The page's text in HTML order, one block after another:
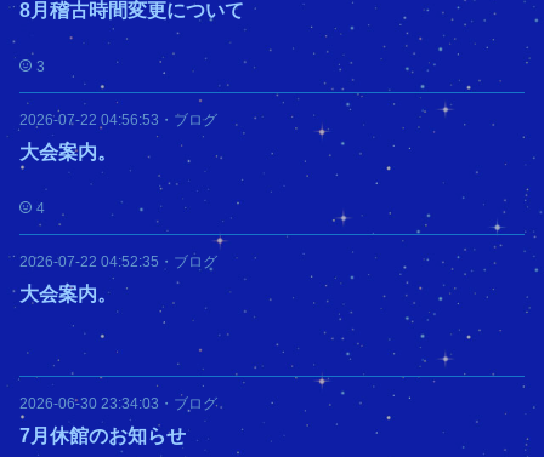
8月稽古時間変更について
3
2026-07-22 04:56:53 ・ ブログ
大会案内。
4
2026-07-22 04:52:35 ・ ブログ
大会案内。
2026-06-30 23:34:03 ・ ブログ
7月休館のお知らせ